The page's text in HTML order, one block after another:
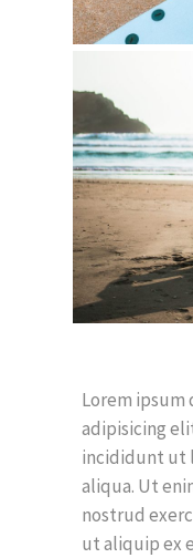
Lorem
adipisicing
incididunt ut
aliqua. Ut
nostrud
ut aliquip ex